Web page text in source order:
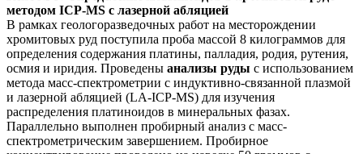
методом ICP-MS с лазерной абляцией
В рамках геологоразведочных работ на месторождении
хромитовых руд поступила проба массой 8 килограммов для
определения содержания платины, палладия, родия, рутения,
осмия и иридия. Проведены анализы руды с использованием
метода масс-спектрометрии с индуктивно-связанной плазмой
и лазерной абляцией (LA-ICP-MS) для изучения
распределения платиноидов в минеральных фазах.
Параллельно выполнен пробирный анализ с масс-
спектрометрическим завершением. Пробирное